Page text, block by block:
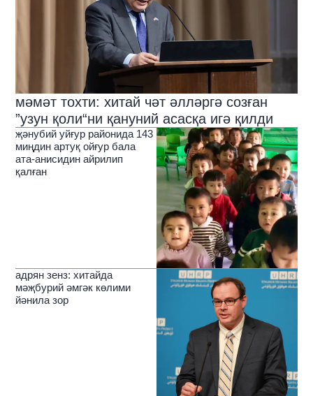
мәмәт тохти: хитай чәт әлләргә созған
”узун қоли“ни қануний асасқа игә қилди
җәнубий уйғур районида 143
миңдин артуқ ойғур бала
ата-анисидин айрилип
қалған
адрян зенз: хитайда
мәҗбурий әмгәк көлими
йәнила зор